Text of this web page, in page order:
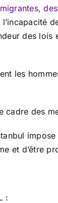
des lois
les
cadre des
et d’être
: